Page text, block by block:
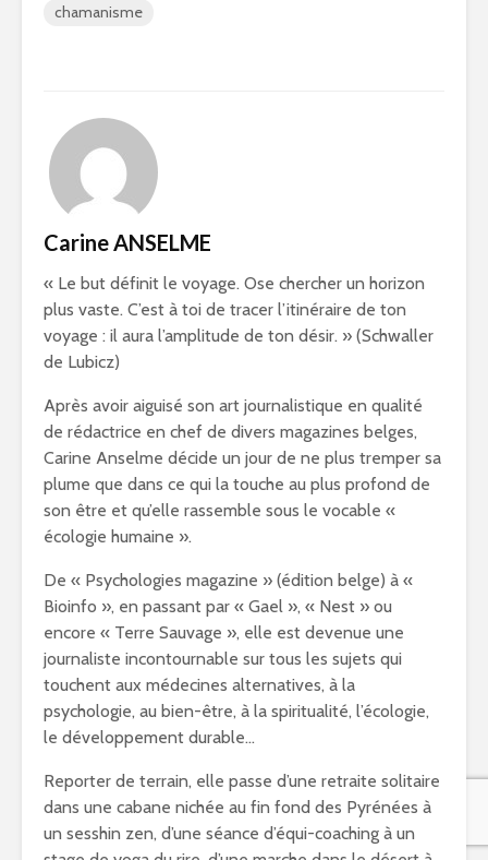
chamanisme
Carine ANSELME
« Le but définit le voyage. Ose chercher un horizon
plus vaste. C’est à toi de tracer l’itinéraire de ton
voyage : il aura l’amplitude de ton désir. » (Schwaller
de Lubicz)
Après avoir aiguisé son art journalistique en qualité
de rédactrice en chef de divers magazines belges,
Carine Anselme décide un jour de ne plus tremper sa
plume que dans ce qui la touche au plus profond de
son être et qu’elle rassemble sous le vocable «
écologie humaine ».
De « Psychologies magazine » (édition belge) à «
Bioinfo », en passant par « Gael », « Nest » ou
encore « Terre Sauvage », elle est devenue une
journaliste incontournable sur tous les sujets qui
touchent aux médecines alternatives, à la
psychologie, au bien-être, à la spiritualité, l’écologie,
le développement durable…
Reporter de terrain, elle passe d’une retraite solitaire
dans une cabane nichée au fin fond des Pyrénées à
un sesshin zen, d’une séance d’équi-coaching à un